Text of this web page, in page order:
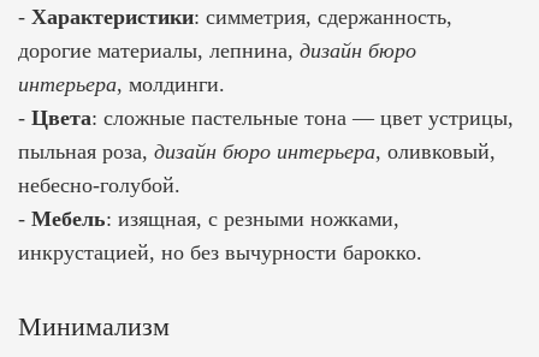
- Характеристики: симметрия, сдержанность,
дорогие материалы, лепнина, дизайн бюро
интерьера, молдинги.
- Цвета: сложные пастельные тона — цвет устрицы,
пыльная роза, дизайн бюро интерьера, оливковый,
небесно-голубой.
- Мебель: изящная, с резными ножками,
инкрустацией, но без вычурности барокко.
Минимализм